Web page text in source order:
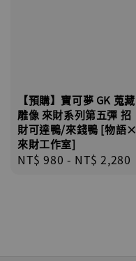
【預購】寶可夢 GK 蒐藏
雕像 來財系列第五彈 招
財可達鴨/來錢鴨 [物語×
來財工作室]
Regular
NT$ 980 - NT$ 2,280